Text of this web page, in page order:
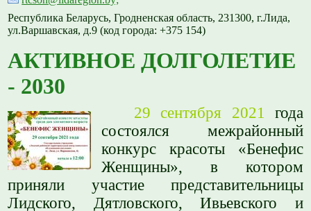
Республика Беларусь, Гродненская область, 231300, г.Лида,
ул.Варшавская, д.9 (код города: +375 154)
АКТИВНОЕ ДОЛГОЛЕТИЕ
- 2030
29 сентября 2021 года
состоялся межрайонный
конкурс красоты «Бенефис
Женщины», в котором
приняли участие представительницы
Лидского, Дятловского, Ивьевского и